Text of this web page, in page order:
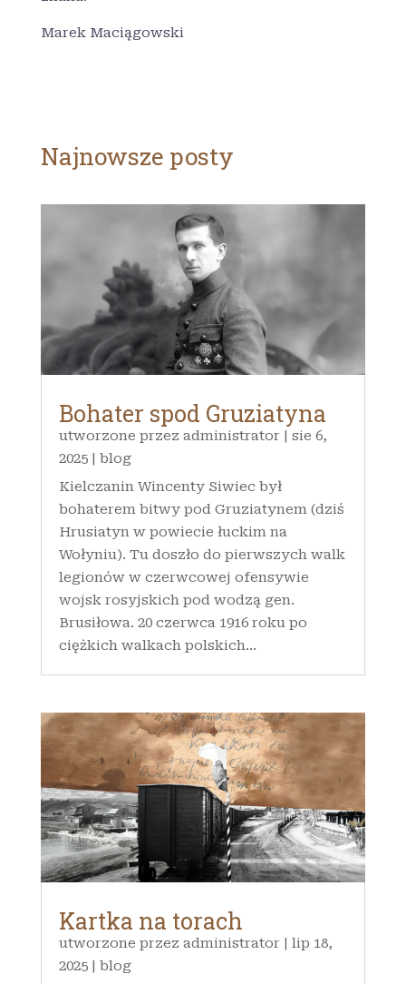
Marek Maciągowski
Najnowsze posty
Bohater spod Gruziatyna
utworzone przez administrator | sie 6,
2025| blog
Kielczanin Wincenty Siwiec był
bohaterem bitwy pod Gruziatynem (dziś
Hrusiatyn w powiecie łuckim na
Wołyniu). Tu doszło do pierwszych walk
legionów w czerwcowej ofensywie
wojsk rosyjskich pod wodzą gen.
Brusiłowa. 20 czerwca 1916 roku po
ciężkich walkach polskich...
Kartka na torach
utworzone przez administrator | lip 18,
2025| blog